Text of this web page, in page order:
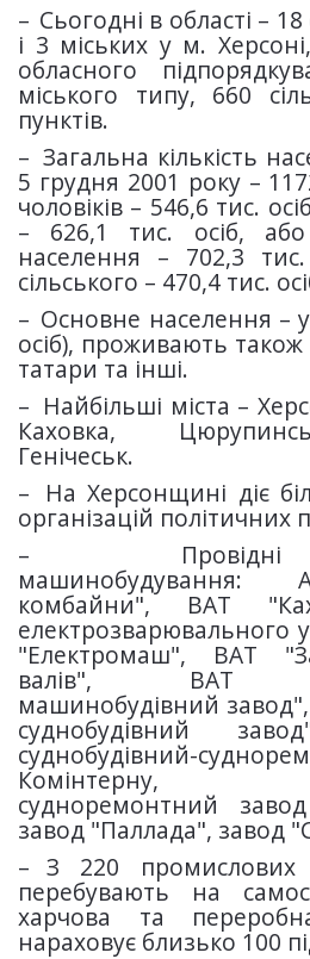
– Сьогодні в області –
і 3 міських у м.
обласного
міського типу, 660
пунктів.
– Загальна кількість
5 грудня 2001 року –
чоловіків – 546,6 тис.
– 626,1 тис. осіб, або
населення – 702,3
сільського – 470,4 тис.
– Основне населення –
осіб), проживають також
татари та інші.
– Найбільші міста –
Каховка,
Генічеськ.
– На Херсонщині діє
організацій політичних
–
машинобудування:
комбайни", ВАТ
електрозварювального
"Електромаш", ВАТ
валів", ВАТ
машинобудівний
суднобудівний
суднобудівний-
Комінтерну,
судноремонтний
завод "Паллада", завод
– З 220 промислових
перебувають на
харчова та
нараховує близько 100